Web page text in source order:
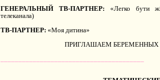
ГЕНЕРАЛЬНЫЙ ТВ-ПАРТНЕР: «Легко бути
телеканала)
ТВ-ПАРТНЕР: «Моя дитина»
ПРИГЛАШАЕМ